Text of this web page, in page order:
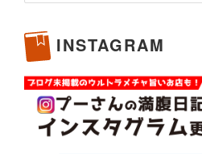
INSTAGRAM